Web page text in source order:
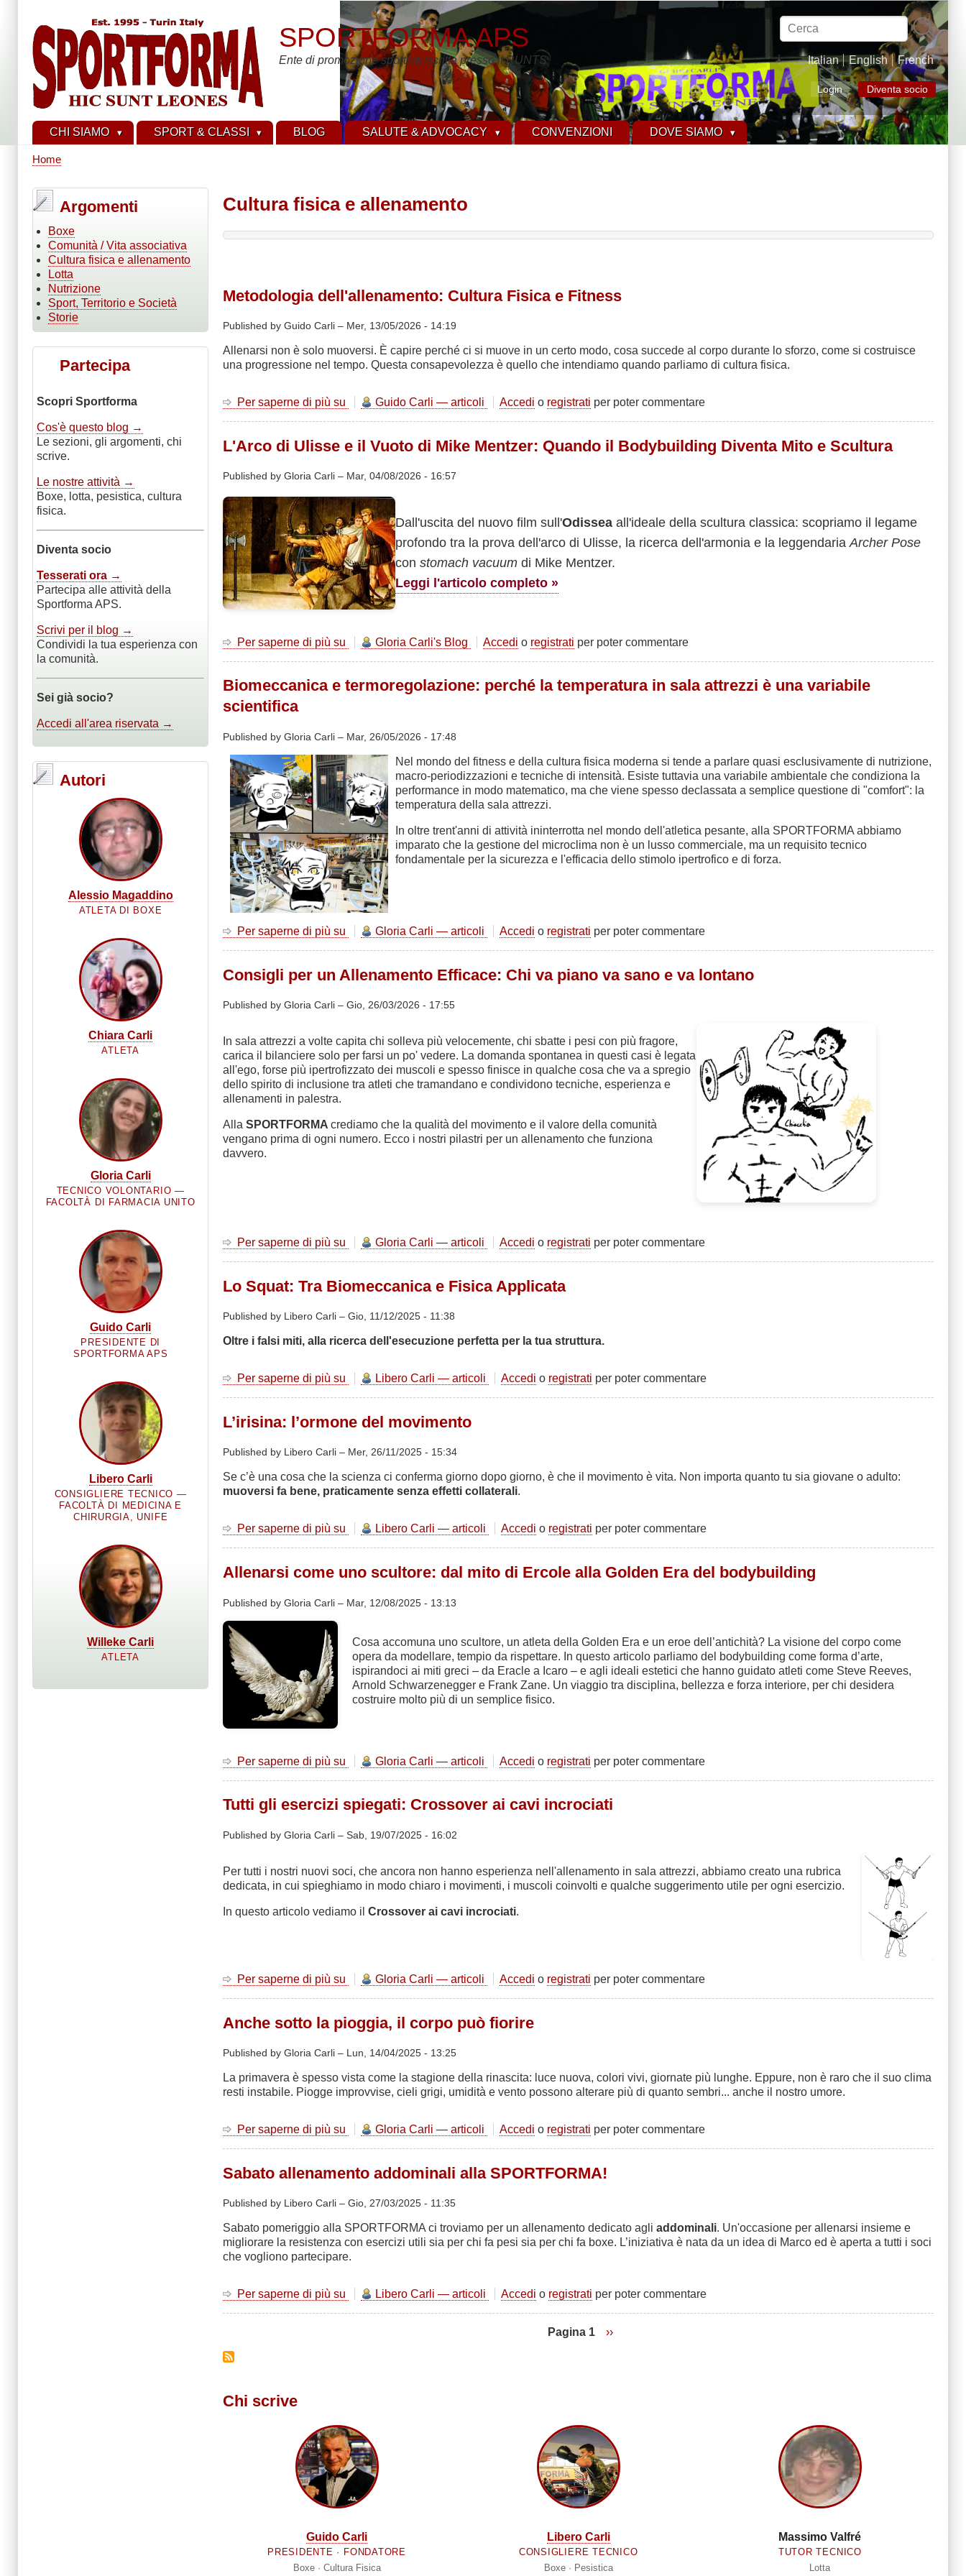
contenuto
principale
Cerca
Italian English French
Login Diventa socio
SPORTFORMA APS
Ente di promozione sportiva iscritta presso il RUNTS
CHI SIAMO SPORT & CLASSI BLOG SALUTE & ADVOCACY CONVENZIONI DOVE SIAMO
di
pane
Home
Argomenti
Boxe
Comunità / Vita associativa
Cultura fisica e allenamento
Lotta
Nutrizione
Sport, Territorio e Società
Storie
Partecipa
Scopri Sportforma
Cos'è questo blog →
Le sezioni, gli argomenti, chi
scrive.
Le nostre attività →
Boxe, lotta, pesistica, cultura
fisica.
Diventa socio
Tesserati ora →
Partecipa alle attività della
Sportforma APS.
Scrivi per il blog →
Condividi la tua esperienza con
la comunità.
Sei già socio?
Accedi all'area riservata →
Autori
Alessio Magaddino
ATLETA DI BOXE
Chiara Carli
ATLETA
Gloria Carli
TECNICO VOLONTARIO —
FACOLTÀ DI FARMACIA UNITO
Guido Carli
PRESIDENTE DI
SPORTFORMA APS
Libero Carli
CONSIGLIERE TECNICO —
FACOLTÀ DI MEDICINA E
CHIRURGIA, UNIFE
Willeke Carli
ATLETA
Cultura fisica e allenamento
Metodologia dell'allenamento: Cultura Fisica e Fitness
Published by Guido Carli – Mer, 13/05/2026 - 14:19
Allenarsi non è solo muoversi. È capire perché ci si muove in un certo modo, cosa succede al corpo durante lo sforzo, come si costruisce
una progressione nel tempo. Questa consapevolezza è quello che intendiamo quando parliamo di cultura fisica.
Per saperne di più su
Metodologia
Fisica
Fitness
Guido Carli — articoli Accedi o registrati per poter commentare
L'Arco di Ulisse e il Vuoto di Mike Mentzer: Quando il Bodybuilding Diventa Mito e Scultura
Published byGloria Carli – Mar, 04/08/2026 - 16:57
Dall'uscita del nuovo film sull'Odissea all'ideale della scultura classica: scopriamo il legame
profondo tra la prova dell'arco di Ulisse, la ricerca dell'armonia e la leggendariaArcher Pose
constomach vacuum di Mike Mentzer.
Leggi l'articolo completo »
Per saperne di più su
L'Arco
e
Mike
Mentzer:
Quando
il
Bodybuilding
Diventa
Mito
e
Scultura
Gloria Carli's Blog Accedi o registrati per poter commentare
Biomeccanica e termoregolazione: perché la temperatura in sala attrezzi è una variabile
scientifica
Published by Gloria Carli – Mar, 26/05/2026 - 17:48
Nel mondo del fitness e della cultura fisica moderna si tende a parlare quasi esclusivamente di nutrizione,
macro-periodizzazioni e tecniche di intensità. Esiste tuttavia una variabile ambientale che condiziona la
performance in modo matematico, ma che viene spesso declassata a semplice questione di "comfort": la
temperatura della sala attrezzi.
In oltre trent'anni di attività ininterrotta nel mondo dell'atletica pesante, alla SPORTFORMA abbiamo
imparato che la gestione del microclima non è un lusso commerciale, ma un requisito tecnico
fondamentale per la sicurezza e l'efficacia dello stimolo ipertrofico e di forza.
Per saperne di più su
Biomeccanica
perché
temperatura
attrezzi
è
una
variabile
Gloria Carli — articoli Accedi o registrati per poter commentare
Consigli per un Allenamento Efficace: Chi va piano va sano e va lontano
Published by Gloria Carli –Gio, 26/03/2026 - 17:55
In sala attrezzi a volte capita chi solleva più velocemente, chi sbatte i pesi con più fragore,
carica il bilanciere solo per farsi un po' vedere. La domanda spontanea in questi casi è legata
all'ego, forse più ipertrofizzato dei muscoli e spesso finisce in qualche cosa che va a spregio
dello spirito di inclusione tra atleti che tramandano e condividono tecniche, esperienza e
allenamenti in palestra.
AllaSPORTFORMAcrediamo che la qualità del movimento e il valore della comunità
vengano prima di ogni numero. Ecco i nostri pilastri per un allenamento che funziona
davvero.
Per saperne di più su
Consigli
Allenamento
Chi
piano
sano
e
va
lontano
Gloria Carli — articoli Accedi o registrati per poter commentare
Lo Squat: Tra Biomeccanica e Fisica Applicata
Published by Libero Carli –Gio, 11/12/2025 - 11:38
Oltre i falsi miti, alla ricerca dell'esecuzione perfetta per la tua struttura.
Per saperne di più su
Biomeccanica
Fisica
Libero Carli — articoli Accedi o registrati per poter commentare
L’irisina: l’ormone del movimento
Published by Libero Carli – Mer, 26/11/2025 - 15:34
Se c’è una cosa che la scienza ci conferma giorno dopo giorno, è che il movimento è vita. Non importa quanto tu sia giovane o adulto:
muoversi fa bene, praticamente senza effetti collaterali.
Per saperne di più su
L’irisina:
movimento
Libero Carli — articoli Accedi o registrati per poter commentare
Allenarsi come uno scultore: dal mito di Ercole alla Golden Era del bodybuilding
Published by Gloria Carli – Mar, 12/08/2025 - 13:13
Cosa accomuna uno scultore, un atleta della Golden Era e un eroe dell’antichità? La visione del corpo come
opera da modellare, tempio da rispettare. In questo articolo parliamo del bodybuilding come forma d’arte,
ispirandoci ai miti greci – da Eracle a Icaro – e agli ideali estetici che hanno guidato atleti come Steve Reeves,
Arnold Schwarzenegger e Frank Zane. Un viaggio tra disciplina, bellezza e forza interiore, per chi desidera
costruire molto più di un semplice fisico.
Per saperne di più su
Allenarsi
scultore:
mito
alla
Golden
Era
del
Gloria Carli — articoli Accedi o registrati per poter commentare
Tutti gli esercizi spiegati: Crossover ai cavi incrociati
Published by Gloria Carli –Sab, 19/07/2025 - 16:02
Per tutti i nostri nuovi soci, che ancora non hanno esperienza nell'allenamento in sala attrezzi, abbiamo creato una rubrica
dedicata, in cui spieghiamo in modo chiaro i movimenti, i muscoli coinvolti e qualche suggerimento utile per ogni esercizio.
In questo articolo vediamo ilCrossover ai cavi incrociati.
Per saperne di più su
Tutti
spiegati:
ai
incrociati
Gloria Carli — articoli Accedi o registrati per poter commentare
Anche sotto la pioggia, il corpo può fiorire
Published by Gloria Carli – Lun, 14/04/2025 - 13:25
La primavera è spesso vista come la stagione della rinascita: luce nuova, colori vivi, giornate più lunghe. Eppure, non è raro che il suo clima
resti instabile. Piogge improvvise, cieli grigi, umidità e vento possono alterare più di quanto sembri... anche il nostro umore.
Per saperne di più su
Anche
pioggia,
corpo
fiorire
Gloria Carli — articoli Accedi o registrati per poter commentare
Sabato allenamento addominali alla SPORTFORMA!
Published by Libero Carli –Gio, 27/03/2025 - 11:35
Sabato pomeriggio alla SPORTFORMA ci troviamo per un allenamento dedicato agliaddominali. Un'occasione per allenarsi insieme e
migliorare la resistenza con esercizi utili sia per chi fa pesi sia per chi fa boxe. L’iniziativa è nata da un idea di Marco ed è aperta a tutti i soci
che vogliono partecipare.
Per saperne di più su
SabatoLibero Carli — articoli Accedi o registrati per poter commentare
Paginazione
Pagina 1
Pagina
››
Chi scrive
Guido Carli
PRESIDENTE · FONDATORE
Boxe · Cultura Fisica
Libero Carli
CONSIGLIERE TECNICO
Boxe · Pesistica
Massimo Valfré
TUTOR TECNICO
Lotta